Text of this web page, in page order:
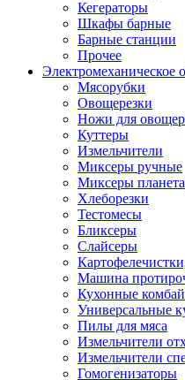
Кегераторы
Шкафы барные
Барные станции
Прочее
Электромеханическое
Мясорубки
Овощерезки
Ножи для
Куттеры
Измельчители
Миксеры ручные
Миксеры
Хлеборезки
Тестомесы
Бликсеры
Слайсеры
Машина
Кухонные
Универсальные
Пилы для мяса
Измельчители
Измельчители
Гомогенизаторы